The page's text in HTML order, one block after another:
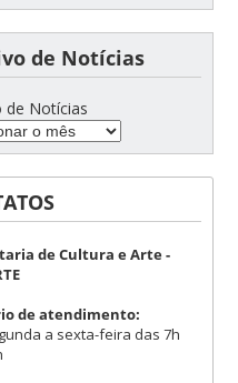
de Notícias
de Notícias
de Cultura e Arte -
de atendimento:
a sexta-feira das 7h